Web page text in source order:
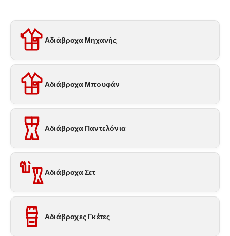
Αδιάβροχα Μηχανής
Αδιάβροχα Μπουφάν
Αδιάβροχα Παντελόνια
Αδιάβροχα Σετ
Αδιάβροχες Γκέτες